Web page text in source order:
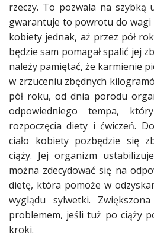
rzeczy. To pozwala na szybką
gwarantuje to powrotu do
kobiety jednak, aż przez pół
będzie sam pomagał spalić jej
należy pamiętać, że karmienie
w zrzuceniu zbędnych
pół roku, od dnia porodu
odpowiedniego tempa,
rozpoczęciadiety i ćwiczeń.
ciało kobietypozbędzie się
ciąży. Jej organizm
można zdecydować się na
dietę, która pomoże w
wyglądu
sylwetki.
problemem, jeśli tuż po ciąży
kroki.